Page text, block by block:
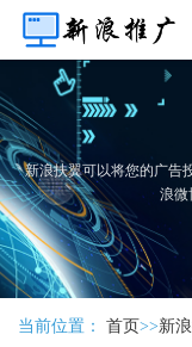
新浪扶翼可以将您的广告
浪微
当前位置： 首页>>新